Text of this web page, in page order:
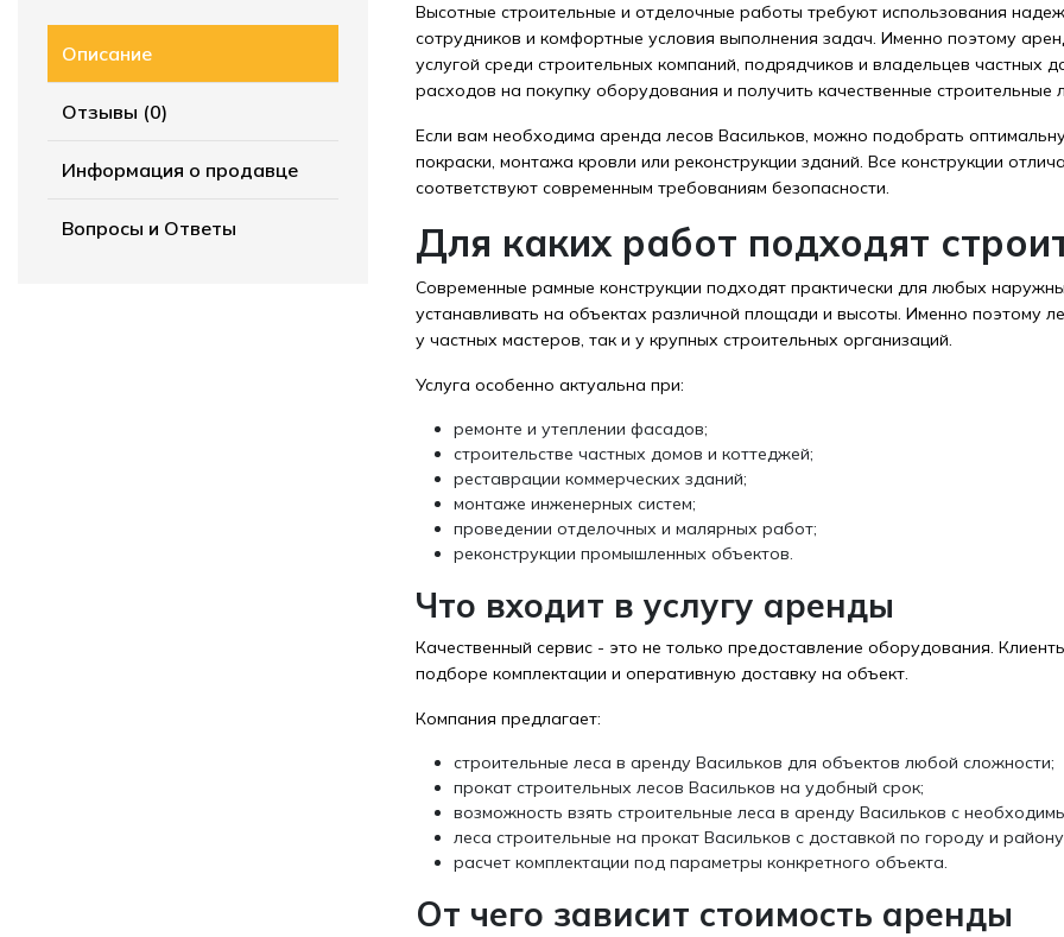
Описание
Отзывы (0)
Информация о продавце
Вопросы и Ответы
Высотные строительные и отделочные работы требуют использования
сотрудников и комфортные условия выполнения задач. Именно поэтому
услугой среди строительных компаний, подрядчиков и владельцев частных
расходов на покупку оборудования и получить качественные строительные
Если вам необходима аренда лесов Васильков, можно подобрать
покраски, монтажа кровли или реконструкции зданий. Все конструкции
соответствуют современным требованиям безопасности.
Для каких работ подходят
Современные рамные конструкции подходят практически для любых
устанавливать на объектах различной площади и высоты. Именно поэтому
у частных мастеров, так и у крупных строительных организаций.
Услуга особенно актуальна при:
ремонте и утеплении фасадов;
строительстве частных домов и коттеджей;
реставрации коммерческих зданий;
монтаже инженерных систем;
проведении отделочных и малярных работ;
реконструкции промышленных объектов.
Что входит в услугу аренды
Качественный сервис - это не только предоставление оборудования.
подборе комплектации и оперативную доставку на объект.
Компания предлагает:
строительные леса в аренду Васильков для объектов любой сложности;
прокат строительных лесов Васильков на удобный срок;
возможность взять строительные леса в аренду Васильков с
леса строительные на прокат Васильков с доставкой по городу и
расчет комплектации под параметры конкретного объекта.
От чего зависит стоимость аренды